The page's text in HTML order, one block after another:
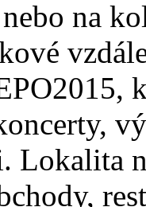
na
Lokalita